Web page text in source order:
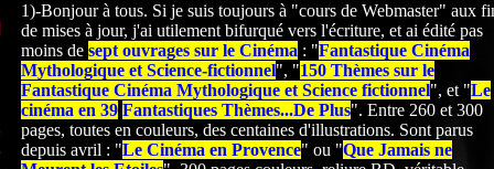
1)-Bonjour à tous. Si je suis toujours à "cours de Webmaster" aux
de mises à jour, j'ai utilement bifurqué vers l'écriture, et ai édité pas
moins de sept ouvrages sur le Cinéma : "Fantastique Cinéma
Mythologique et Science-fictionnel", "150 Thèmes sur le
Fantastique Cinéma Mythologique et Science fictionnel", et "Le
cinéma en 39 Fantastiques Thèmes...De Plus". Entre 260 et 300
pages, toutes en couleurs, des centaines d'illustrations. Sont parus
depuis avril : "Le Cinéma en Provence" ou "Que Jamais ne